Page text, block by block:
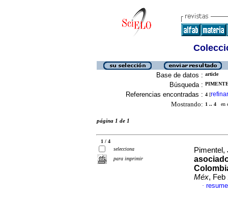
Base de datos : article
Búsqueda :
Referencias encontradas : 4 [refinar
Mostrando: 1 .. 4 en
página 1 de 1
1 / 4
selecciona
para imprimir
Méx, Feb
·